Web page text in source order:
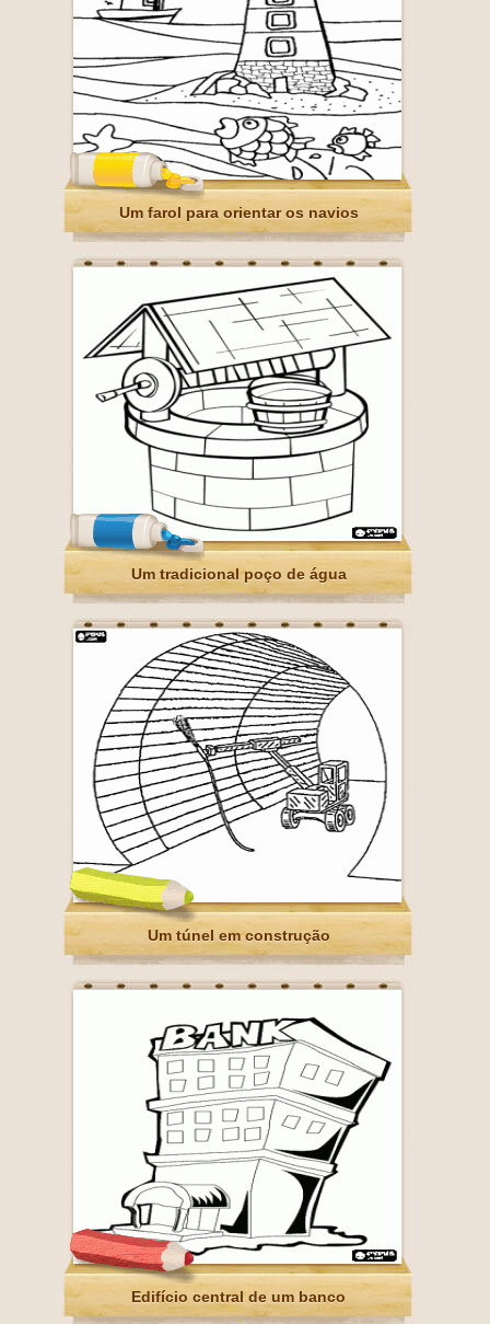
Um farol para orientar os navios
Um tradicional poço de água
Um túnel em construção
Edifício central de um banco